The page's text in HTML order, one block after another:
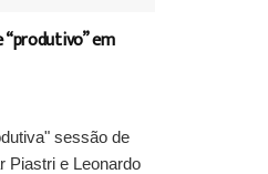
em
sessão de
Piastri e Leonardo